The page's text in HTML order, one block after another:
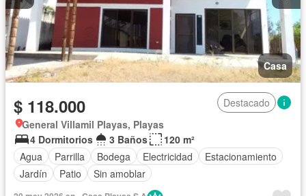
Casa
$ 118.000
Destacado
General Villamil Playas, Playas
4 Dormitorios
3 Baños
120 m²
Agua
Parrilla Bodega Electricidad
Estacionamiento
Jardín
Patio Sin amoblar